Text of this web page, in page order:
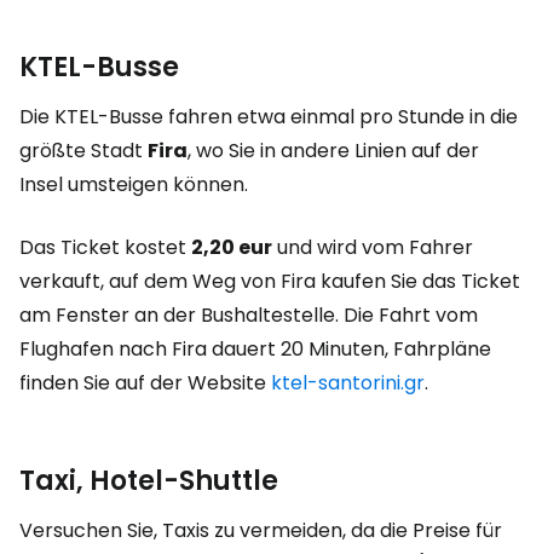
KTEL-Busse
Die KTEL-Busse fahren etwa einmal pro Stunde in die
größte Stadt Fira, wo Sie in andere Linien auf der
Insel umsteigen können.
Das Ticket kostet 2,20 eurund wird vom Fahrer
verkauft, auf dem Weg von Fira kaufen Sie das Ticket
am Fenster an der Bushaltestelle. Die Fahrt vom
Flughafen nach Fira dauert 20 Minuten, Fahrpläne
finden Sie auf der Website ktel-santorini.gr.
Taxi, Hotel-Shuttle
Versuchen Sie, Taxis zu vermeiden, da die Preise für